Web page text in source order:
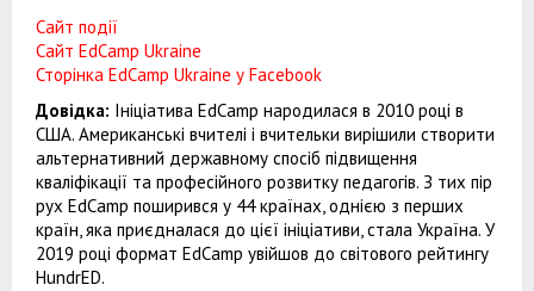
Сайт події
Сайт EdCamp Ukraine
Сторінка EdCamp Ukraine у Facebook
Довідка: Ініціатива EdCamp народилася в 2010 році в
США. Американські вчителі і вчительки вирішили створити
альтернативний державному спосіб підвищення
кваліфікації та професійного розвитку педагогів. З тих пір
рух EdCamp поширився у 44 країнах, однією з перших
країн, яка приєдналася до цієї ініціативи, стала Україна. У
2019 році формат EdСamp увійшов до світового рейтингу
HundrED.